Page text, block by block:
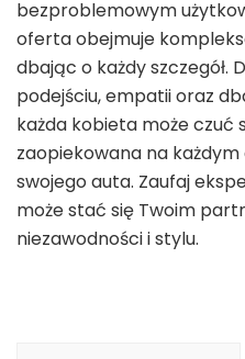
bezproblemowym
oferta obejmuje
dbając o każdy szczegół.
podejściu, empatii oraz
każda kobieta może czuć
zaopiekowana na
swojego auta. Zaufaj
może stać się Twoim
niezawodności i stylu.